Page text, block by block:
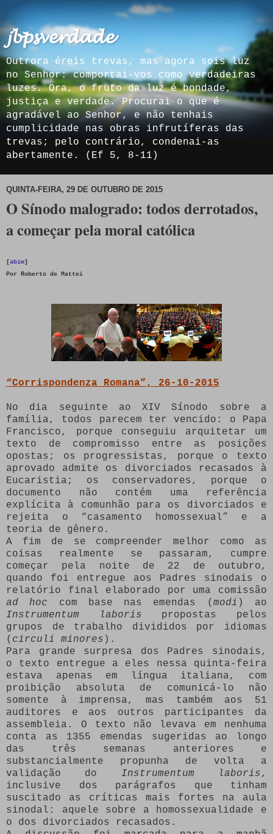
𝓳𝓫𝓹𝓼𝓿𝓮𝓻𝓭𝓪𝓭𝓮
Outrora éreis trevas, mas agora sois luz
no Senhor: comportai-vos como verdadeiras
luzes. Ora, o fruto da luz é bondade,
justiça e verdade. Procurai o que é
agradável ao Senhor, e não tenhais
cumplicidade nas obras infrutíferas das
trevas; pelo contrário, condenai-as
abertamente. (Ef 5, 8-11)
QUINTA-FEIRA, 29 DE OUTUBRO DE 2015
O Sínodo malogrado: todos derrotados,
a começar pela moral católica
[abim]
Por
Roberto de Mattei
“Corrispondenza Romana”, 26-10-2015
No dia seguinte ao XIV Sínodo sobre a
família, todos parecem ter vencido: o Papa
Francisco, porque conseguiu arquitetar um
texto de compromisso entre as posições
opostas; os progressistas, porque o texto
aprovado admite os divorciados recasados à
Eucaristia; os conservadores, porque o
documento não contém uma referência
explícita à comunhão para os divorciados e
rejeita o “casamento homossexual” e a
teoria de gênero.
A fim de se compreender melhor como as
coisas realmente se passaram, cumpre
começar pela noite de 22 de outubro,
quando foi entregue aos Padres sinodais o
relatório final elaborado por uma comissão
ad hoc com base nas emendas ( modi ) ao
Instrumentum laboris propostas pelos
grupos de trabalho divididos por idiomas
( circuli minores ).
Para grande surpresa dos Padres sinodais,
o texto entregue a eles nessa quinta-feira
estava apenas em língua italiana, com
proibição absoluta de comunicá-lo não
somente à imprensa, mas também aos 51
auditores e aos outros participantes da
assembleia. O texto não levava em nenhuma
conta as 1355 emendas sugeridas ao longo
das três semanas anteriores e
substancialmente propunha de volta a
validação do Instrumentum laboris,
inclusive dos parágrafos que tinham
suscitado as críticas mais fortes na aula
sinodal: aquele sobre a homossexualidade e
o dos divorciados recasados.